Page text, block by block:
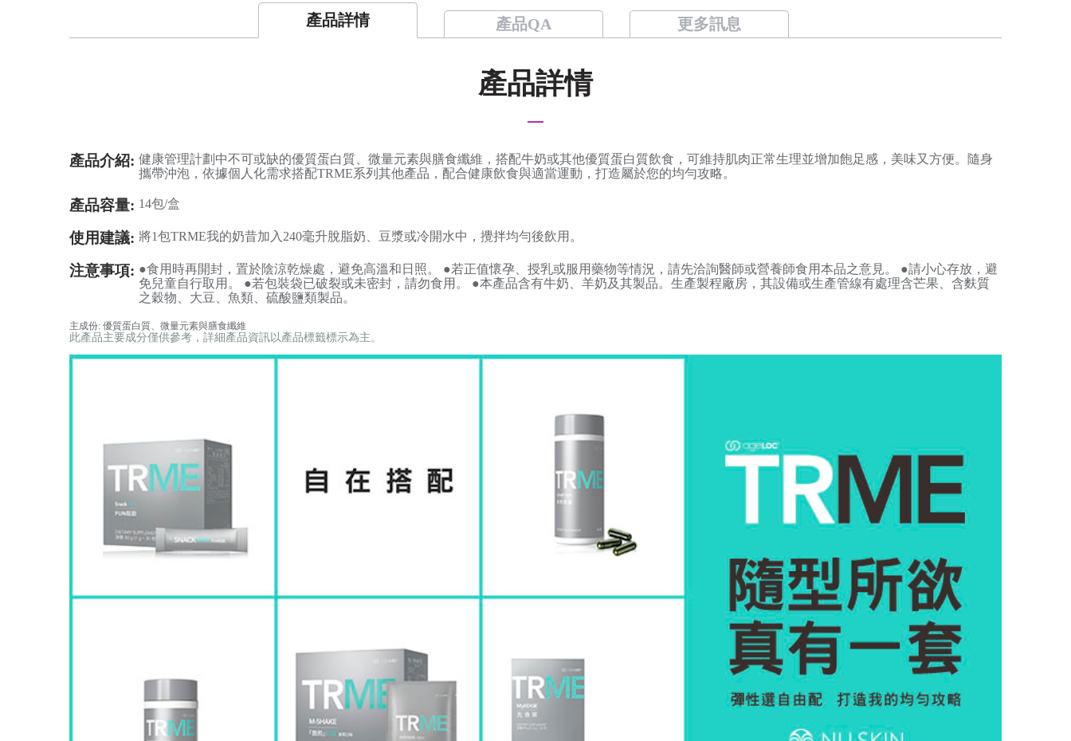
產品詳情 產品QA 更多訊息
產品詳情
產品介紹: 健康管理計劃中不可或缺的優質蛋白質、微量元素與膳食纖維，搭配牛奶或其他優質蛋白質飲食，可維持肌肉正常生理並增加飽足感，美味又方便。隨身
攜帶沖泡，依據個人化需求搭配TRME系列其他產品，配合健康飲食與適當運動，打造屬於您的均勻攻略。
產品容量: 14包/盒
使用建議: 將1包TRME我的奶昔加入240毫升脫脂奶、豆漿或冷開水中，攪拌均勻後飲用。
注意事項: ●食用時再開封，置於陰涼乾燥處，避免高溫和日照。 ●若正值懷孕、授乳或服用藥物等情況，請先洽詢醫師或營養師食用本品之意見。 ●請小心存放，避
免兒童自行取用。 ●若包裝袋已破裂或未密封，請勿食用。 ●本產品含有牛奶、羊奶及其製品。生產製程廠房，其設備或生產管線有處理含芒果、含麩質
之穀物、大豆、魚類、硫酸鹽類製品。
主成份: 優質蛋白質、微量元素與膳食纖維
此產品主要成分僅供參考，詳細產品資訊以產品標籤標示為主。